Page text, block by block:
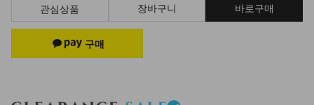
관심상품 장바구니 바로구매